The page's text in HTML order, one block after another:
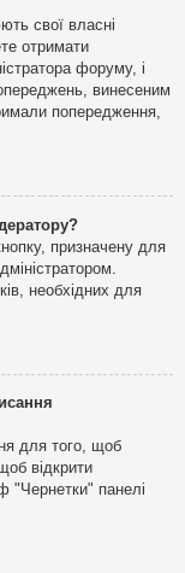
свої власні
отримати
форуму, і
винесеним
попередження,
призначену для
необхідних для
для того, щоб
відкрити
"Чернетки" панелі